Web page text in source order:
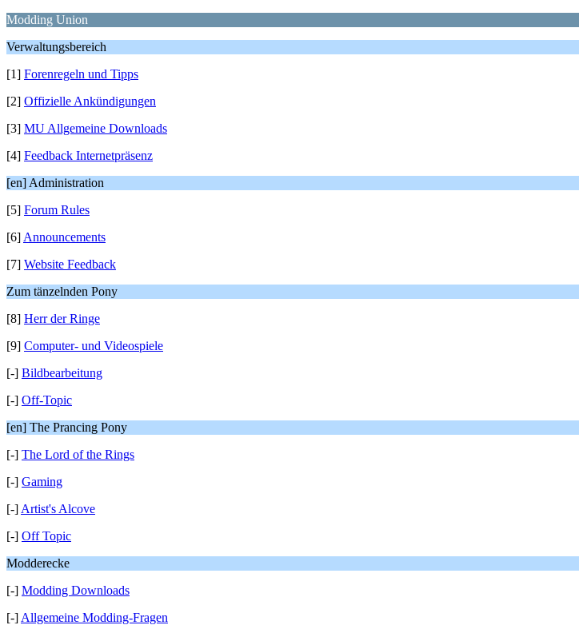
Modding Union
Verwaltungsbereich
[1] Forenregeln und Tipps
[2] Offizielle Ankündigungen
[3] MU Allgemeine Downloads
[4] Feedback Internetpräsenz
[en] Administration
[5] Forum Rules
[6] Announcements
[7] Website Feedback
Zum tänzelnden Pony
[8] Herr der Ringe
[9] Computer- und Videospiele
[-] Bildbearbeitung
[-] Off-Topic
[en] The Prancing Pony
[-] The Lord of the Rings
[-] Gaming
[-] Artist's Alcove
[-] Off Topic
Modderecke
[-] Modding Downloads
[-] Allgemeine Modding-Fragen